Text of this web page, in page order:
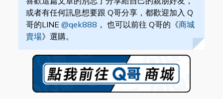
或者有任何訊息想要跟 Q哥分享，都歡迎加入 Q
哥的LINE @qek888 ， 也可以前往 Q哥的《商城
賣場》選購。